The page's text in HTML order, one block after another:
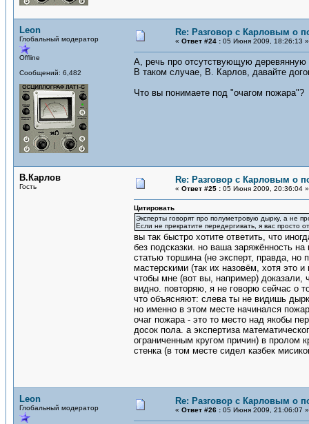
Leon
Глобальный модератор
Offline
Сообщений: 6,482
Re: Разговор с Карловым о
« Ответ #24 : 05 Июня 2009, 18:26:13 »
А, речь про отсутствующую
В таком случае, В. Карлов, давайте
Что вы понимаете под "очагом пожара"?
В.Карлов
Гость
Re: Разговор с Карловым о
« Ответ #25 : 05 Июня 2009, 20:36:04 »
Цитировать
Эксперты говорят про полуметровую дырку, а не
Если не прекратите передергивать, я вас просто
вы так быстро хотите ответить, что
без подсказки. но ваша заряжённость
статью торшина (не эксперт, правда,
мастерскими (так их назовём, хотя это
чтобы мне (вот вы, например) доказали,
видно. повторяю, я не говорю сейчас о
что объясняют: слева ты не видишь
но именно в этом месте начинался
очаг пожара - это то место над якобы
досок пола. а экспертиза
ограниченным кругом причин) в пролом
стенка (в том месте сидел казбек
Leon
Глобальный модератор
Re: Разговор с Карловым о
« Ответ #26 : 05 Июня 2009, 21:06:07 »